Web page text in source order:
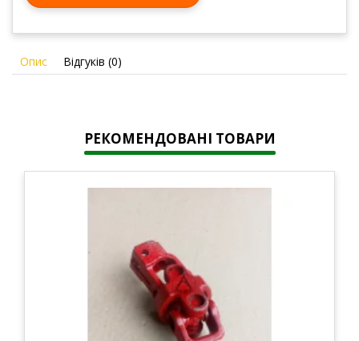
Опис Відгуків (0)
РЕКОМЕНДОВАНІ ТОВАРИ